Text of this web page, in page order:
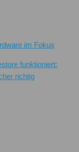
im Fokus
funktioniert:
richtig